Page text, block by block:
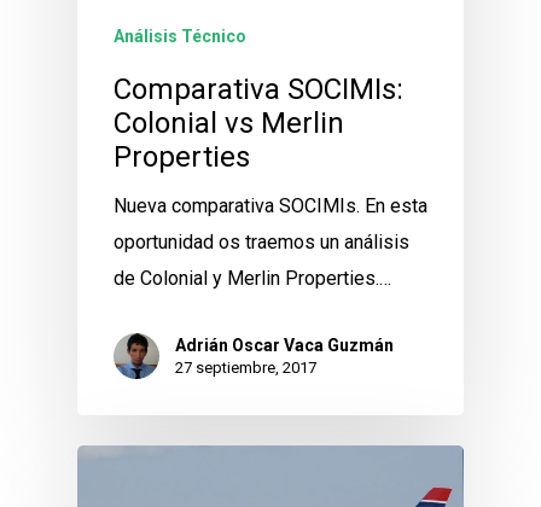
Análisis Técnico
Comparativa SOCIMIs:
Colonial vs Merlin
Properties
Nueva comparativa SOCIMIs. En esta
oportunidad os traemos un análisis
de Colonial y Merlin Properties.…
Adrián Oscar Vaca Guzmán
27 septiembre, 2017